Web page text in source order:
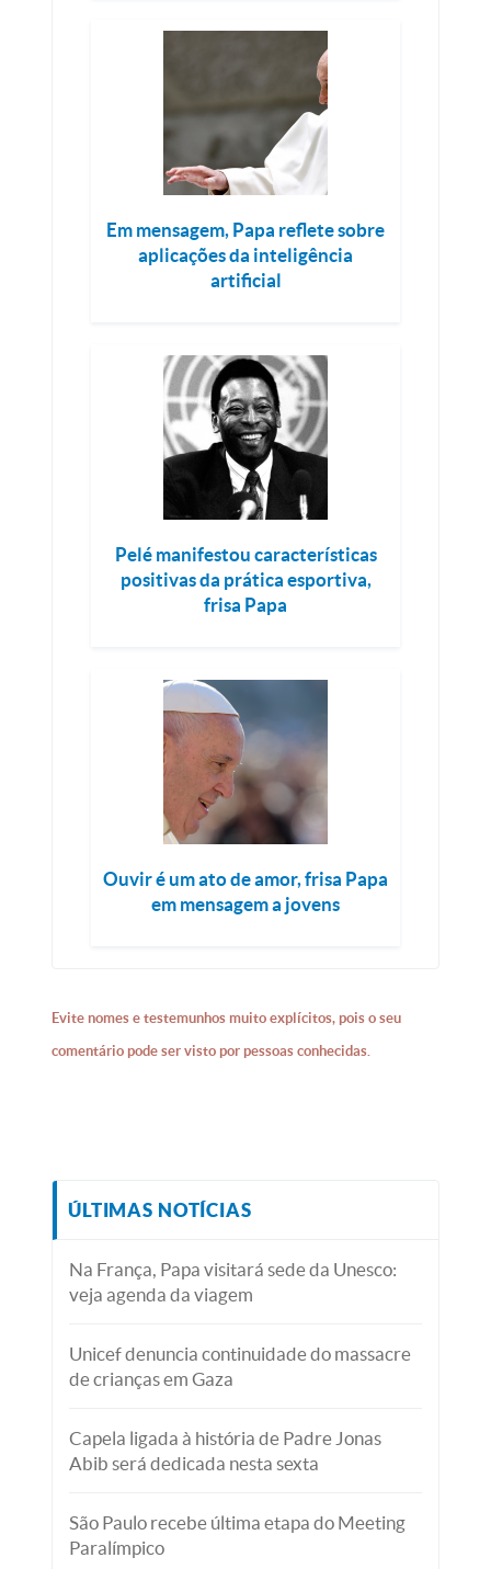
Em mensagem, Papa reflete sobre
aplicações da inteligência
artificial
Pelé manifestou características
positivas da prática esportiva,
frisa Papa
Ouvir é um ato de amor, frisa Papa
em mensagem a jovens
Evite nomes e testemunhos muito explícitos, pois o seu
comentário pode ser visto por pessoas conhecidas.
ÚLTIMAS NOTÍCIAS
Na França, Papa visitará sede da Unesco:
veja agenda da viagem
Unicef denuncia continuidade do massacre
de crianças em Gaza
Capela ligada à história de Padre Jonas
Abib será dedicada nesta sexta
São Paulo recebe última etapa do Meeting
Paralímpico